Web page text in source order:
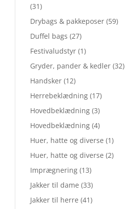
(31)
Drybags & pakkeposer (59)
Duffel bags (27)
Festivaludstyr (1)
Gryder, pander & kedler (32)
Handsker (12)
Herrebeklædning (17)
Hovedbeklædning (3)
Hovedbeklædning (4)
Huer, hatte og diverse (1)
Huer, hatte og diverse (2)
Imprægnering (13)
Jakker til dame (33)
Jakker til herre (41)